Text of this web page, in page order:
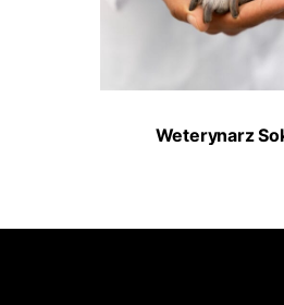
Weterynarz